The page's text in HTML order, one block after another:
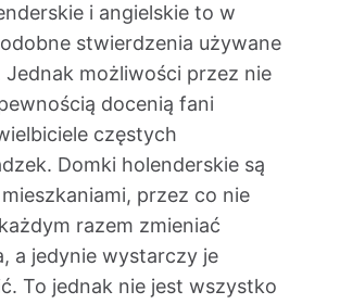
i angielskie to w
stwierdzenia używane
Jednak możliwości przez nie
docenią fani
częstych
Domki holenderskie są
przez co nie
razem zmieniać
a jedynie wystarczy je
To jednak nie jest wszystko